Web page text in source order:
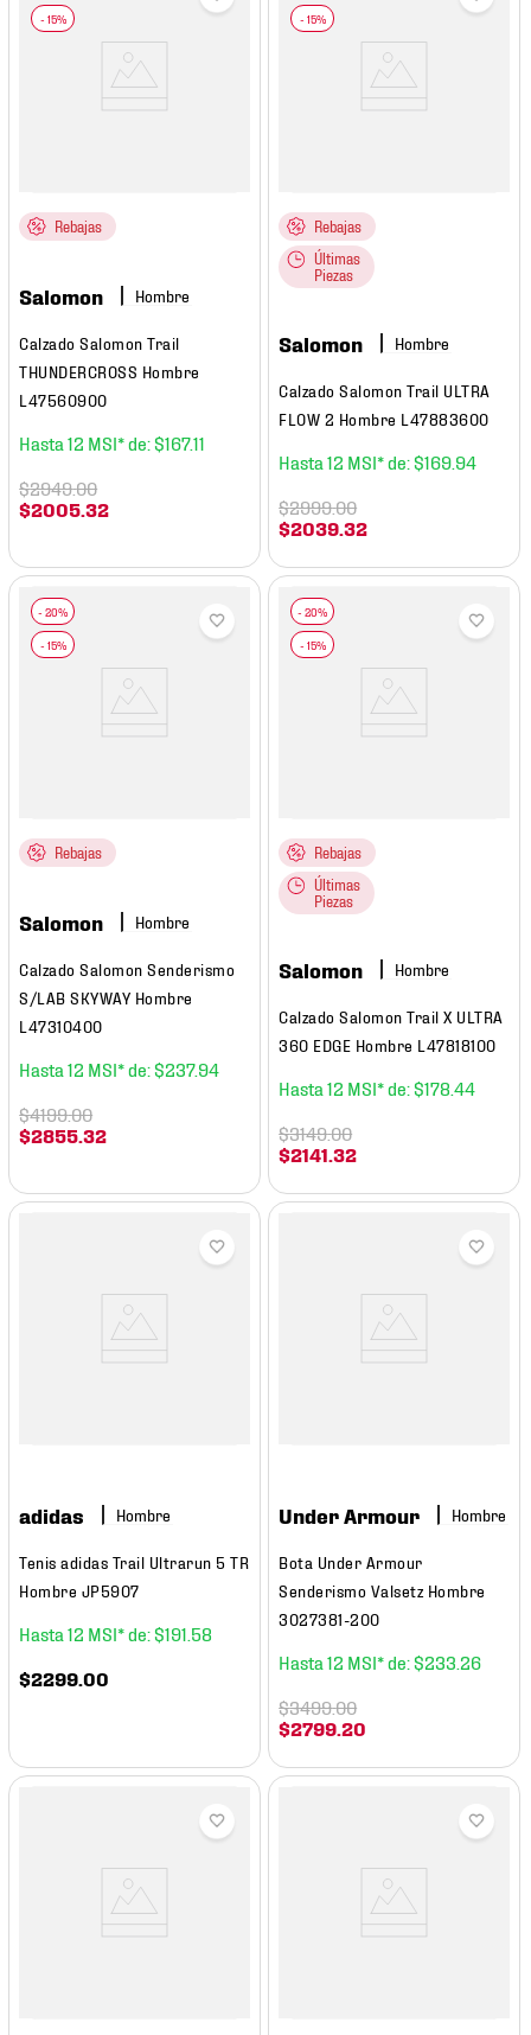
Rebajas
Salomon Hombre
Calzado Salomon Trail
THUNDERCROSS Hombre
L47560900
12 $167.11
$2005 .32
$2949.00
Rebajas
Últimas
Piezas
Salomon Hombre
Calzado Salomon Trail ULTRA
FLOW 2 Hombre L47883600
12 $169 94
$2039 .32
$2999.00
Rebajas
Salomon Hombre
Calzado Salomon Senderismo
S/LAB SKYWAY Hombre
L47310400
12 $237.94
$2855 .32
$4199.00
Rebajas
Últimas
Piezas
Salomon Hombre
Calzado Salomon Trail X ULTRA
360 EDGE Hombre L47818100
12 $178 .44
$2141 .32
$3149.00
adidas Hombre
Tenis adidas Trail Ultrarun 5 TR
Hombre JP5907
12 $191 58
$2299 .00
Under Armour Hombre
Bota Under Armour
Senderismo Valsetz Hombre
3027381-200
12 $233 26
$2799 .20
$3499.00